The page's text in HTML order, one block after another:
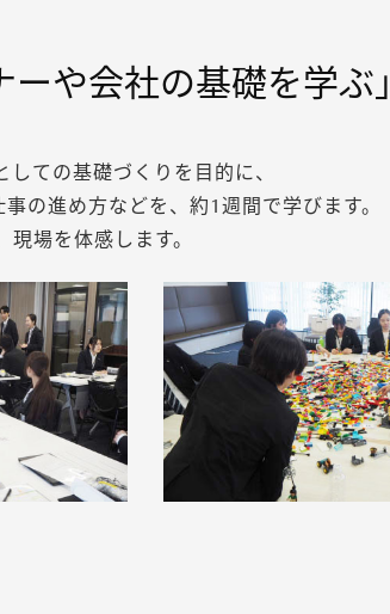
ーや会社の基礎を学ぶ」
ての基礎づくりを目的に、
の進め方などを、約1週間で学びます。
場を体感します。